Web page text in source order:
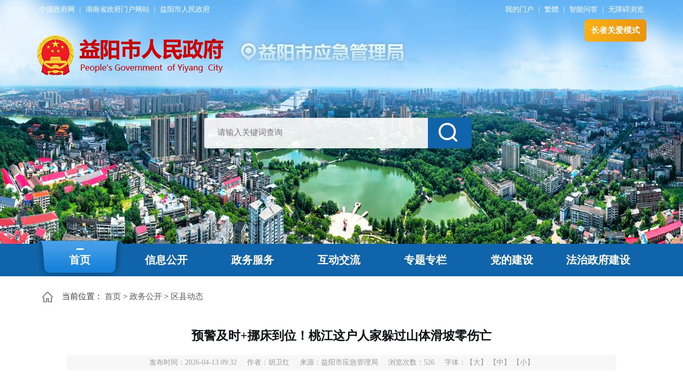
中国政府网 湖南省政府门户网站 益阳市人民政府 我的门户 繁體 智能问答 无障碍浏览
长者关爱模式
首页 信息公开 政务服务 互动交流 专题专栏 党的建设 法治政府建设
当前位置： 首页 > 政务公开 > 区县动态
预警及时+挪床到位！桃江这户人家躲过山体滑坡零伤亡
发布时间：2026-04-13 09:32 作者：胡卫红 来源：益阳市应急管理局 浏览次数： 526 字体： 【大】 【中】 【小】